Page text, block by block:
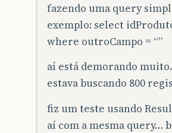
fazendo uma query
exemplo: select
where outroCampo = “”
aí está demorando
estava buscando 800
fiz um teste usando
aí com a mesma query…